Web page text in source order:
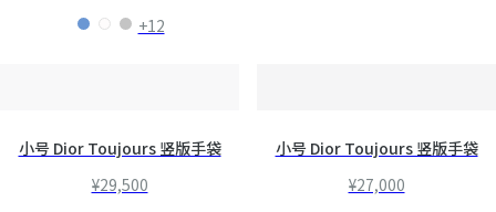
+12
小号 Dior Toujours 竖版手袋
¥29,500
小号 Dior Toujours 竖版手袋
¥27,000